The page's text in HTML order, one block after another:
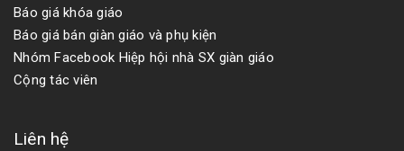
Báo giá khóa giáo
Báo giá bán giàn giáo và phụ kiện
Nhóm Facebook Hiệp hội nhà SX giàn giáo
Cộng tác viên
Liên hệ